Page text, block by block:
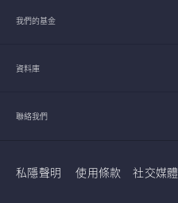
我們的基金
資料庫
聯絡我們
私隱聲明 使用條款 社交媒